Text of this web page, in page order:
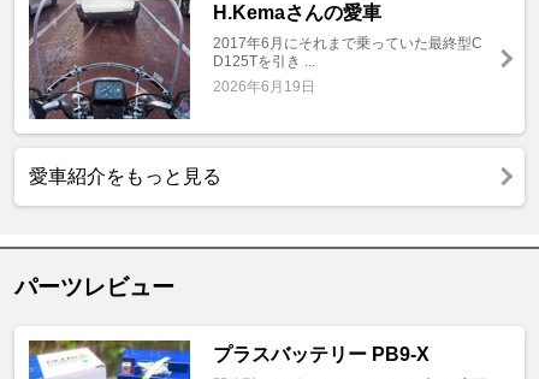
H.Kemaさんの愛車
2017年6月にそれまで乗っていた最終型C
D125Tを引き ...
2026年6月19日
愛車紹介をもっと見る
パーツレビュー
プラスバッテリー PB9-X